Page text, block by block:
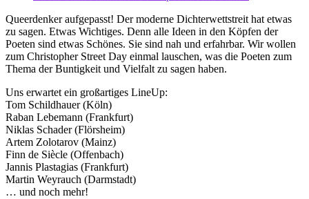
Queerdenker aufgepasst! Der moderne Dichterwettstreit hat etwas
zu sagen. Etwas Wichtiges. Denn alle Ideen in den Köpfen der
Poeten sind etwas Schönes. Sie sind nah und erfahrbar. Wir wollen
zum Christopher Street Day einmal lauschen, was die Poeten zum
Thema der Buntigkeit und Vielfalt zu sagen haben.
Uns erwartet ein großartiges LineUp:
Tom Schildhauer (Köln)
Raban Lebemann (Frankfurt)
Niklas Schader (Flörsheim)
Artem Zolotarov (Mainz)
Finn de Siècle (Offenbach)
Jannis Plastagias (Frankfurt)
Martin Weyrauch (Darmstadt)
… und noch mehr!